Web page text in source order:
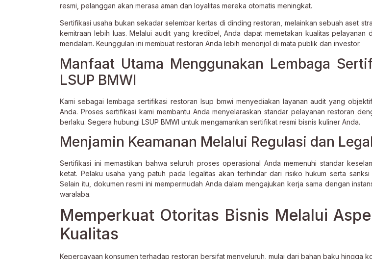
resmi, pelanggan akan merasa aman dan loyalitas mereka otomatis meningkat.
Sertifikasi usaha bukan sekadar selembar kertas di dinding restoran, melainkan sebuah aset
kemitraan lebih luas. Melalui audit yang kredibel, Anda dapat memetakan kualitas pelayanan
mendalam. Keunggulan ini membuat restoran Anda lebih menonjol di mata publik dan investor.
Manfaat Utama Menggunakan Lembaga
LSUP BMWI
Kami sebagai lembaga sertifikasi restoran lsup bmwi menyediakan layanan audit yang
Anda. Proses sertifikasi kami membantu Anda menyelaraskan standar pelayanan restoran
berlaku. Segera hubungi LSUP BMWI untuk mengamankan sertifikat resmi bisnis kuliner Anda.
Menjamin Keamanan Melalui Regulasi dan
Sertifikasi ini memastikan bahwa seluruh proses operasional Anda memenuhi standar
ketat. Pelaku usaha yang patuh pada legalitas akan terhindar dari risiko hukum serta sanksi
Selain itu, dokumen resmi ini mempermudah Anda dalam mengajukan kerja sama dengan
waralaba.
Memperkuat Otoritas Bisnis Melalui
Kualitas
Kepercayaan konsumen terhadap restoran bersifat menyeluruh, mulai dari bahan baku hingga